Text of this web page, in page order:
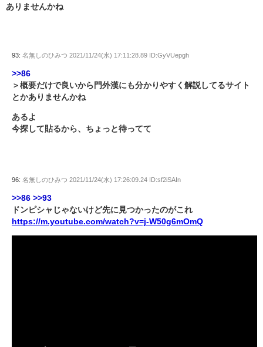
ありませんかね
93: 名無しのひみつ 2021/11/24(水) 17:11:28.89 ID:GyVUepgh
>>86
＞概要だけで良いから門外漢にも分かりやすく解説してるサイト
とかありませんかね
あるよ
今探して貼るから、ちょっと待ってて
96: 名無しのひみつ 2021/11/24(水) 17:26:09.24 ID:sf2iSAIn
>>86 >>93
ドンピシャじゃないけど先に見つかったのがこれ
https://m.youtube.com/watch?v=j-W50g6mOmQ